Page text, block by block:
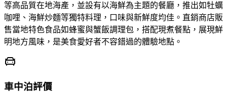
等高品質在地海產，並設有以海鮮為主題的餐廳，推出如牡蠣
咖哩、海鮮炒麵等獨特料理，口味與新鮮度均佳。直銷商店販
售當地特色食品如蜂蜜與蟹飯調理包，搭配現煮餐點，展現鮮
明地方風味，是美食愛好者不容錯過的體驗地點。
車中泊評價